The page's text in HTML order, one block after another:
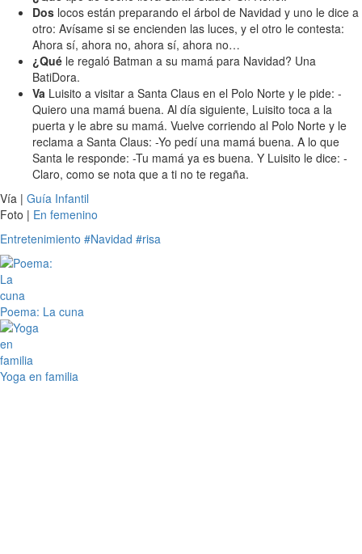
Dos locos están preparando el árbol de Navidad y uno le dice a
otro: Avísame si se encienden las luces, y el otro le contesta:
Ahora sí, ahora no, ahora sí, ahora no…
¿Qué le regaló Batman a su mamá para Navidad? Una
BatiDora.
Va Luisito a visitar a Santa Claus en el Polo Norte y le pide: -
Quiero una mamá buena. Al día siguiente, Luisito toca a la
puerta y le abre su mamá. Vuelve corriendo al Polo Norte y le
reclama a Santa Claus: -Yo pedí una mamá buena. A lo que
Santa le responde: -Tu mamá ya es buena. Y Luisito le dice: -
Claro, como se nota que a ti no te regaña.
Vía | Guía Infantil
Foto | En femenino
Entretenimiento #Navidad #risa
Poema: La cuna
Yoga en familia